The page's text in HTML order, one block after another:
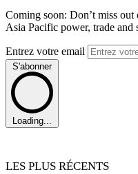
Coming soon: Don’t miss
Asia Pacific power, trade and
Entrez votre email
S'abonner
Loading...
LES PLUS RÉCENTS